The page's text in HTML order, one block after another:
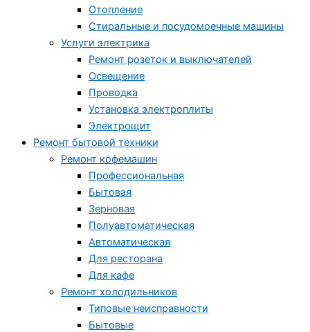
Отопление
Стиральные и посудомоечные машины
Услуги электрика
Ремонт розеток и выключателей
Освещение
Проводка
Установка электроплиты
Электрощит
Ремонт бытовой техники
Ремонт кофемашин
Профессиональная
Бытовая
Зерновая
Полуавтоматическая
Автоматическая
Для ресторана
Для кафе
Ремонт холодильников
Типовые неисправности
Бытовые